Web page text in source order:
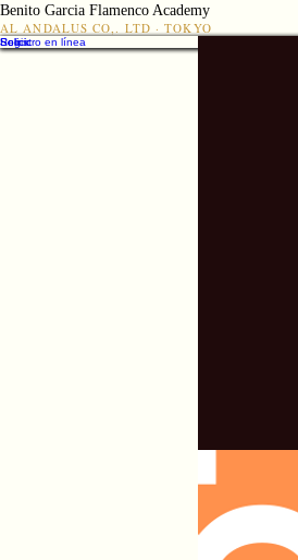
Benito Garcia Flamenco Academy
AL ANDALUS CO,. LTD · TOKYO
Solicic
Solicic
Registro en línea